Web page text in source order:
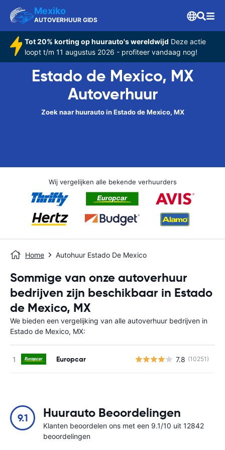
Mexiko
AUTOVERHUUR GIDS
Tot 20% korting op huurauto's wereldwijd Deze actie
loopt t/m 11 augustus 2026 - profiteer vandaag nog!
Estado de Mexico, MX
Autoverhuur
Zoek naar huurauto in Estado de Mexico, MX
Wij vergelijken alle bekende verhuurders
Home Autohuur Estado De Mexico
Sommige van onze autoverhuur
bedrijven zijn beschikbaar in Estado
de Mexico, MX
We bieden een vergelijking van alle autoverhuur bedrijven in
Estado de Mexico, MX:
Europcar 7.8 (10251)
9.1 Huurauto Beoordelingen
Klanten beoordelen ons met een 9.1/10 uit 12842
beoordelingen